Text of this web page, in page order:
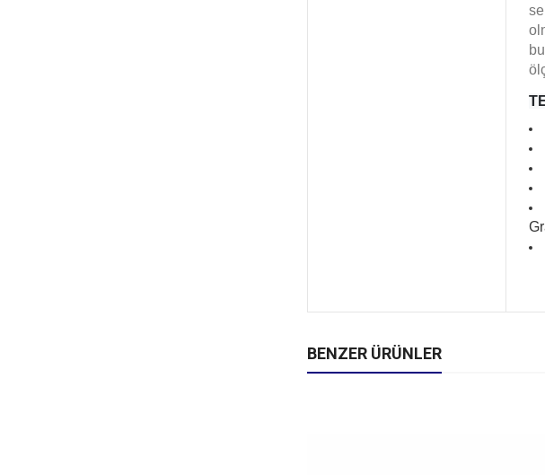
BENZER ÜRÜNLER